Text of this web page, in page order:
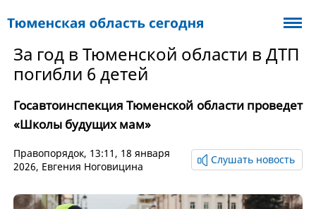
За год в Тюменской области в ДТП
погибли 6 детей
Госавтоинспекция Тюменской области проведет
«Школы будущих мам»
Правопорядок, 13:11, 18 января
2026, Евгения Ноговицина
Слушать новость